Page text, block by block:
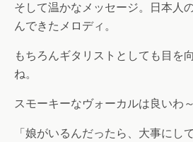
そして温かなメッセージ。日本人
んできたメロディ。
もちろんギタリストとしても目を
ね。
スモーキーなヴォーカルは良いわ
「娘がいるんだったら、大事にし